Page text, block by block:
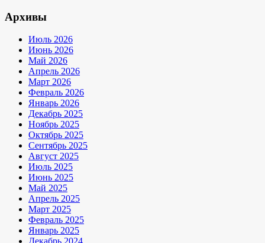
Архивы
Июль 2026
Июнь 2026
Май 2026
Апрель 2026
Март 2026
Февраль 2026
Январь 2026
Декабрь 2025
Ноябрь 2025
Октябрь 2025
Сентябрь 2025
Август 2025
Июль 2025
Июнь 2025
Май 2025
Апрель 2025
Март 2025
Февраль 2025
Январь 2025